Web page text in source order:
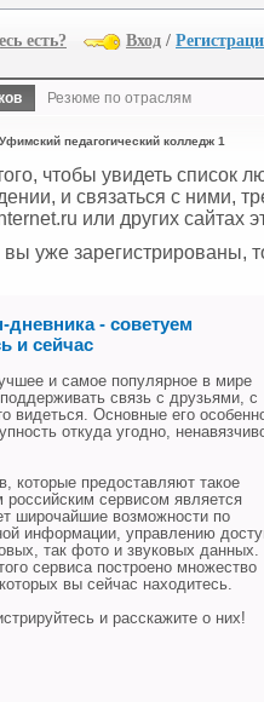
есть? Вход /
Резюме по отраслям
Уфимский педагогический колледж 1
чтобы увидеть список
и связаться с ними,
или других сайтах
вы уже зарегистрированы,
дневника - советуем
и сейчас
и самое популярное в мире
связь с друзьями, с
видеться. Основные его
откуда угодно,
которые предоставляют такое
сервисом является
широчайшие возможности по
информации, управлению
так фото и звуковых
сервиса построено множество
вы сейчас находитесь.
и расскажите о них!